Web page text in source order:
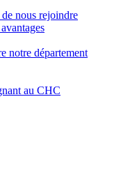
nous rejoindre
notre département
au CHC